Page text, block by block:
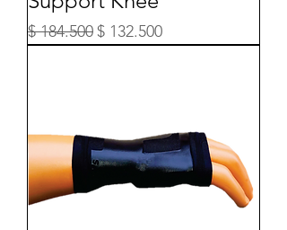
Precio
$ 184.500 Precio de oferta
$ 132.500